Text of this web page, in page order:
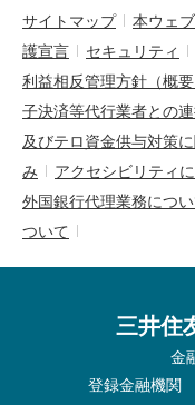
サイトマップ 本ウェ
護宣言
セキュリティ
利益相反管理方針（概要
子決済等代行業者との
及びテロ資金供与対策
み
アクセシビリティ
外国銀行代理業務につ
ついて
三井住
金
登録金融機関